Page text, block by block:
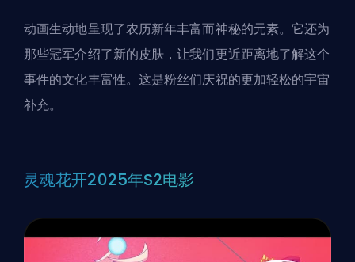
动画生动地呈现了农历新年丰富而神秘的元素。它还为
那些冠军介绍了新的皮肤，让我们更近距离地了解这个
事件的文化丰富性。这是粉丝们庆祝的更加轻松的宇宙
补充。
灵魂花开2025年S2电影